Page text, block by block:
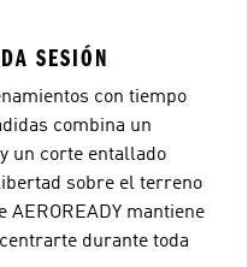
SESIÓN
con tiempo
combina un
un corte entallado
sobre el terreno
mantiene
durante toda